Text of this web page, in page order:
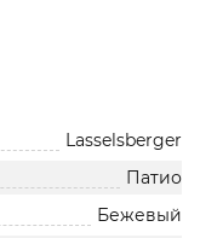
Lasselsberger
Патио
Бежевый